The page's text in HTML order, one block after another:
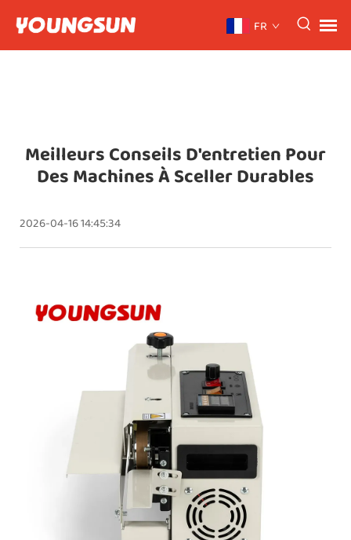
FR
Meilleurs Conseils D'entretien Pour
Des Machines À Sceller Durables
2026-04-16 14:45:34